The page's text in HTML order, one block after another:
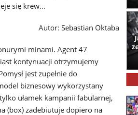
się krew...
Autor: Sebastian Oktaba
minami. Agent 47
kontynuacji otrzymujemy
jest zupełnie do
biznesowy wykorzystany
ułamek kampanii fabularnej,
(box) zadebiutuje dopiero na